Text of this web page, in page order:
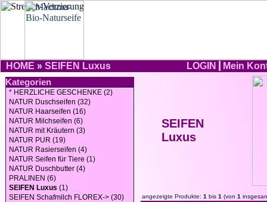
HOME » SEIFEN Luxus LOGIN
Mein
Kategorien
* HERZLICHE GESCHENKE (2)
NATUR Duschseifen (32)
NATUR Haarseifen (16)
NATUR Milchseifen (6)
NATUR mit Kräutern (3)
NATUR PUR (19)
NATUR Rasierseifen (4)
NATUR Seifen für Tiere (1)
NATUR Duschbutter (4)
PRALINEN (6)
SEIFEN Luxus (1)
SEIFEN Schafmilch FLOREX-> (30)
SEIFEN
Luxus
angezeigte Produkte: 1 bis 1 (von 1